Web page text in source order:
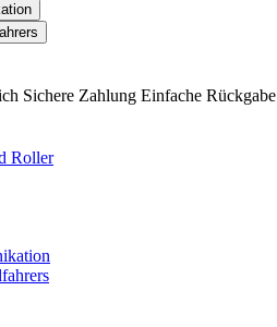
Sichere Zahlung Einfache Rückgabe
Roller